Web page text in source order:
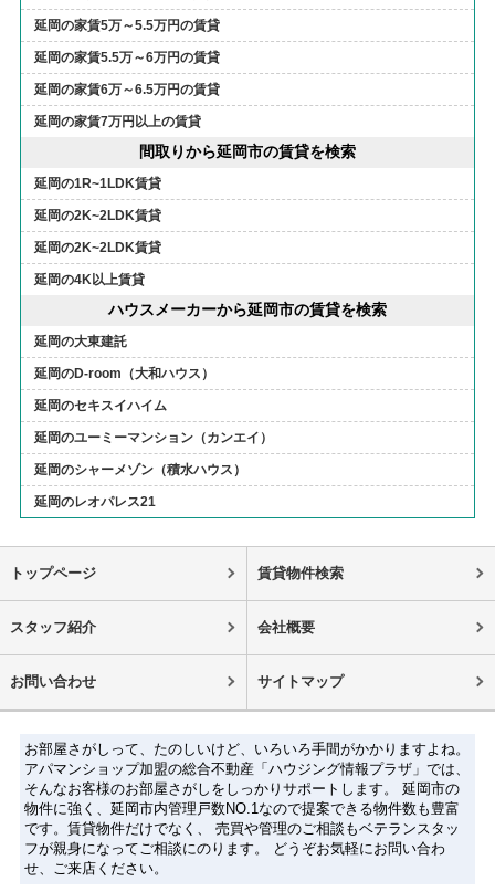
延岡の家賃5万～5.5万円の賃貸
延岡の家賃5.5万～6万円の賃貸
延岡の家賃6万～6.5万円の賃貸
延岡の家賃7万円以上の賃貸
間取りから延岡市の賃貸を検索
延岡の1R~1LDK賃貸
延岡の2K~2LDK賃貸
延岡の2K~2LDK賃貸
延岡の4K以上賃貸
ハウスメーカーから延岡市の賃貸を検索
延岡の大東建託
延岡のD-room（大和ハウス）
延岡のセキスイハイム
延岡のユーミーマンション（カンエイ）
延岡のシャーメゾン（積水ハウス）
延岡のレオパレス21
トップページ 賃貸物件検索
スタッフ紹介 会社概要
お問い合わせ サイトマップ
お部屋さがしって、たのしいけど、いろいろ手間がかかりますよね。
アパマンショップ加盟の総合不動産「ハウジング情報プラザ」では、
そんなお客様のお部屋さがしをしっかりサポートします。 延岡市の
物件に強く、延岡市内管理戸数NO.1なので提案できる物件数も豊富
です。賃貸物件だけでなく、 売買や管理のご相談もベテランスタッ
フが親身になってご相談にのります。 どうぞお気軽にお問い合わ
せ、ご来店ください。